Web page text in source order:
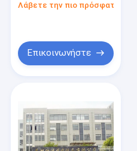
ανθεκτικό υλικό ABS
Λάβετε την πιο πρόσφατη τιμή
Επικοινωνήστε